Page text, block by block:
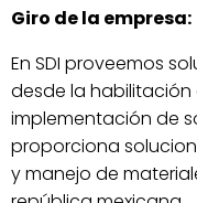
Giro de la empresa:
En SDI proveemos
desde la
implementación de
proporciona
y manejo de